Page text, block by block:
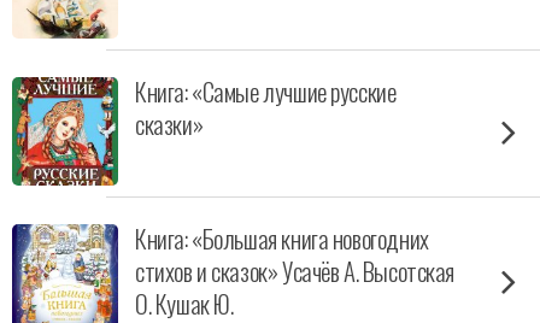
Книга: «Самые лучшие русские
сказки»
Книга: «Большая книга новогодних
стихов и сказок» Усачёв А. Высотская
О. Кушак Ю.